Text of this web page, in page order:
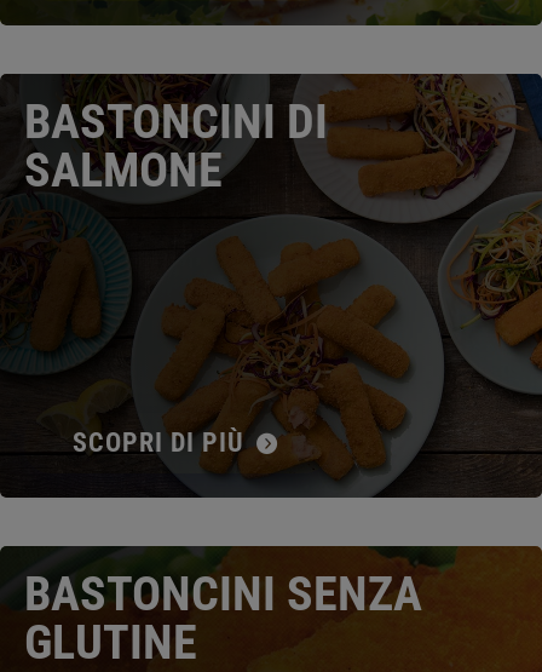
BASTONCINI DI
SALMONE
SCOPRI DI PIÙ
BASTONCINI SENZA
GLUTINE